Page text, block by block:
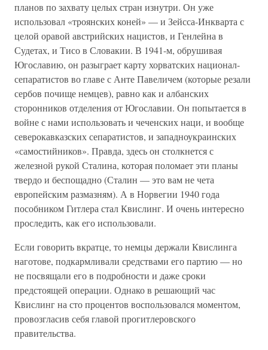
планов по захвату целых стран изнутри. Он уже
использовал «троянских коней» — и Зейсса-Инкварта с
целой оравой австрийских нацистов, и Генлейна в
Судетах, и Тисо в Словакии. В 1941-м, обрушивая
Югославию, он разыграет карту хорватских национал-
сепаратистов во главе с Анте Павеличем (которые резали
сербов почище немцев), равно как и албанских
сторонников отделения от Югославии. Он попытается в
войне с нами использовать и чеченских наци, и вообще
северокавказских сепаратистов, и западноукраинских
«самостийников». Правда, здесь он столкнется с
железной рукой Сталина, которая поломает эти планы
твердо и беспощадно (Сталин — это вам не чета
европейским размазням). А в Норвегии 1940 года
пособником Гитлера стал Квислинг. И очень интересно
проследить, как его использовали.
Если говорить вкратце, то немцы держали Квислинга
наготове, подкармливали средствами его партию — но
не посвящали его в подробности и даже сроки
предстоящей операции. Однако в решающий час
Квислинг на сто процентов воспользовался моментом,
провозгласив себя главой прогитлеровского
правительства.